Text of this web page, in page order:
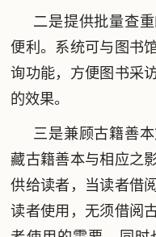
二是提供批量查
便利。系统可与图书
询功能，方便图书采
的效果。
三是兼顾古籍善
藏古籍善本与相应之
供给读者，当读者借
读者使用，无须借阅